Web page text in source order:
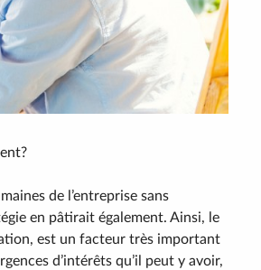
de l’entreprise sans
en pâtirait également. Ainsi, le
est un facteur très important
d’intérêts qu’il peut y avoir,